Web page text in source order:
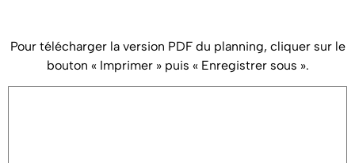
Pour télécharger la version PDF du planning, cliquer sur le
bouton « Imprimer » puis « Enregistrer sous ».